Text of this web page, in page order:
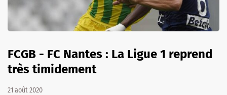
FCGB - FC Nantes : La Ligue 1 reprend
très timidement
21 août 2020